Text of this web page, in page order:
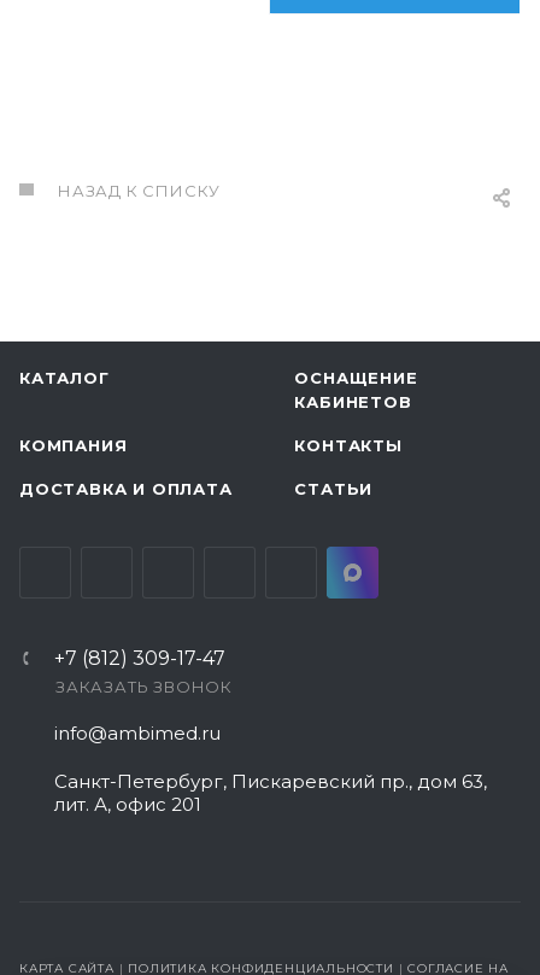
НАЗАД К СПИСКУ
КАТАЛОГ
ОСНАЩЕНИЕ
КАБИНЕТОВ
КОМПАНИЯ КОНТАКТЫ
ДОСТАВКА И ОПЛАТА СТАТЬИ
+7 (812) 309-17-47
ЗАКАЗАТЬ ЗВОНОК
info@ambimed.ru
Санкт-Петербург, Пискаревский пр., дом 63,
лит. А, офис 201
КАРТА САЙТА | ПОЛИТИКА КОНФИДЕНЦИАЛЬНОСТИ |СОГЛАСИЕ НА